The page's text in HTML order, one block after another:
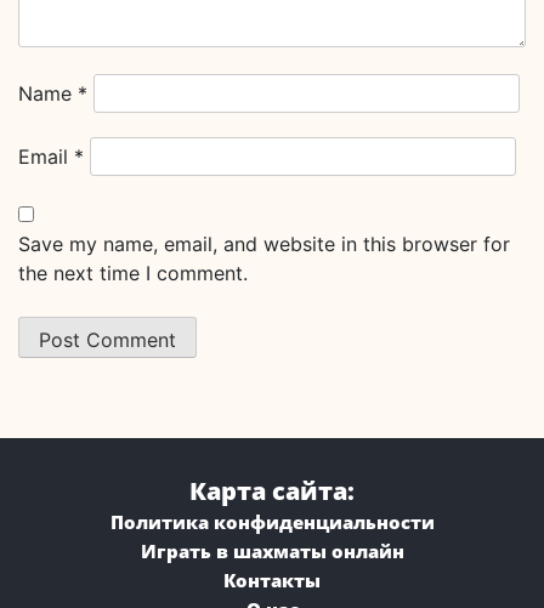
Name *
Email *
Save my name, email, and website in this browser for
the next time I comment.
Карта сайта:
Политика конфиденциальности
Играть в шахматы онлайн
Контакты